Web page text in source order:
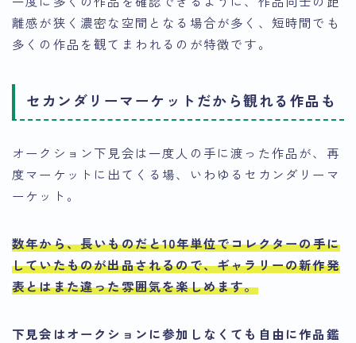
離感が狭く濃密な空間となる場合が多く、短時間でも
多くの作品を観てまわれるのが特徴です。
セカンダリーマーケットだから観れる作品も
オークション下見会は一度人の手に渡った作品が、再
度マーケットに出てくる場、いわゆるセカンダリーマ
ーケット。
数年から、長いものだと10年単位でコレクターの手に
していたものが出品されるので、ギャラリーの新作発
表とはまた違った雰囲気を楽しめます。
下見会はオークションに参加しなくても自由に作品鑑